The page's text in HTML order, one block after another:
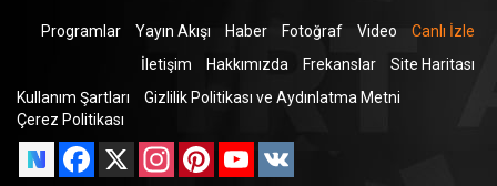
Programlar Yayın Akışı Haber Fotoğraf Video
Canlı İzle
İletişim
Hakkımızda Frekanslar
Site Haritası
Kullanım Şartları
Gizlilik Politikası ve Aydınlatma Metni
Çerez Politikası
Facebook
X InstagramPinterestYouTube